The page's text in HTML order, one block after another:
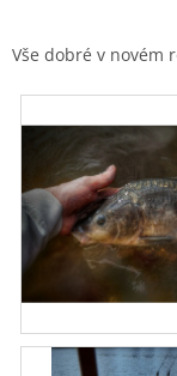
Vše dobré v novém